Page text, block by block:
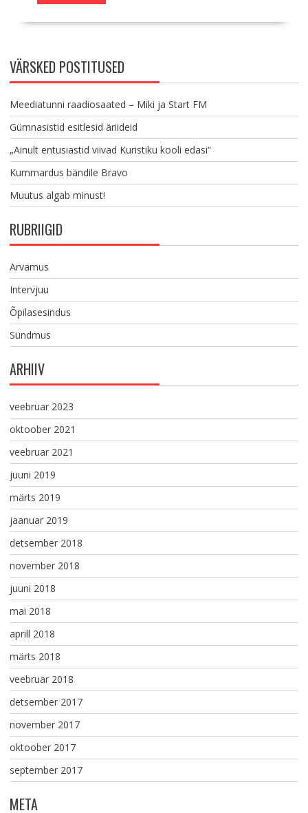
VÄRSKED POSTITUSED
Meediatunni raadiosaated – Miki ja Start FM
Gümnasistid esitlesid äriideid
„Ainult entusiastid viivad Kuristiku kooli edasi“
Kummardus bändile Bravo
Muutus algab minust!
RUBRIIGID
Arvamus
Intervjuu
Õpilasesindus
Sündmus
ARHIIV
veebruar 2023
oktoober 2021
veebruar 2021
juuni 2019
märts 2019
jaanuar 2019
detsember 2018
november 2018
juuni 2018
mai 2018
aprill 2018
märts 2018
veebruar 2018
detsember 2017
november 2017
oktoober 2017
september 2017
META